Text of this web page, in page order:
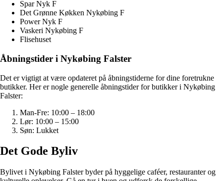
Spar Nyk F
Det Grønne Køkken Nykøbing F
Power Nyk F
Vaskeri Nykøbing F
Flisehuset
Åbningstider i Nykøbing Falster
Det er vigtigt at være opdateret på åbningstiderne for dine foretrukne
butikker. Her er nogle generelle åbningstider for butikker i Nykøbing
Falster:
Man-Fre: 10:00 – 18:00
Lør: 10:00 – 15:00
Søn: Lukket
Det Gode Byliv
Bylivet i Nykøbing Falster byder på hyggelige caféer, restauranter og